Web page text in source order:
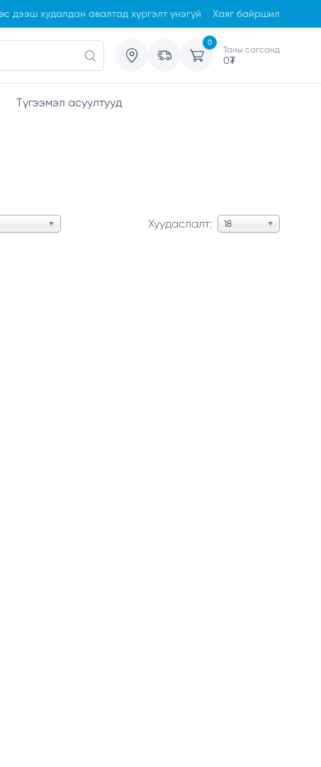
дээш худалдан авалтад хүргэлт үнэгүй Хаяг байршил
0
Таны сагсанд
0₮
Түгээмэл асуултууд
Хуудаслалт: 18